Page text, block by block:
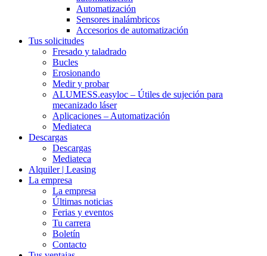
Automatización
Sensores inalámbricos
Accesorios de automatización
Tus solicitudes
Fresado y taladrado
Bucles
Erosionando
Medir y probar
ALUMESS.easyloc – Útiles de sujeción para
mecanizado láser
Aplicaciones – Automatización
Mediateca
Descargas
Descargas
Mediateca
Alquiler | Leasing
La empresa
La empresa
Últimas noticias
Ferias y eventos
Tu carrera
Boletín
Contacto